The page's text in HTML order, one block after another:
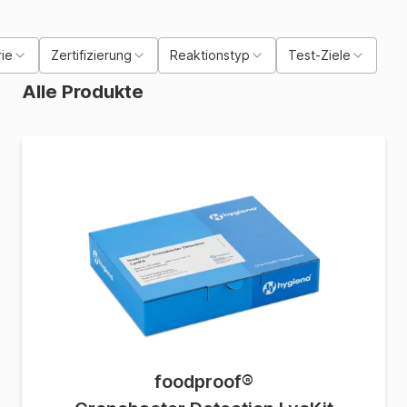
Zertifizierung Reaktionstyp Test-Ziele
Alle Produkte
foodproof®